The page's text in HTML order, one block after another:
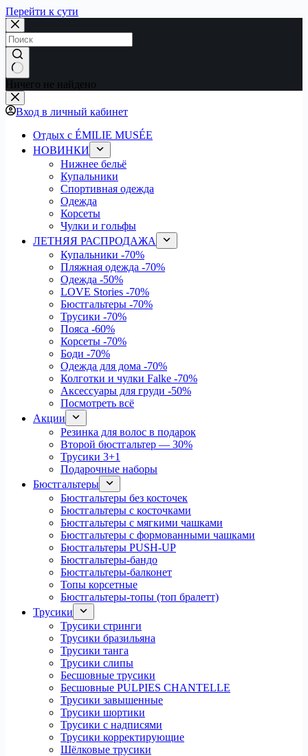
Перейти к сути
Ничего не найдено
Вход в личный кабинет
Отдых с ÉMILIE MUSÉE
НОВИНКИ
Нижнее бельё
Купальники
Спортивная одежда
Одежда
Корсеты
Чулки и гольфы
ЛЕТНЯЯ РАСПРОДАЖА
Купальники -70%
Пляжная одежда -70%
Одежда -50%
LOVE Stories -70%
Бюстгальтеры -70%
Трусики -70%
Пояса -60%
Корсеты -70%
Боди -70%
Одежда для дома -70%
Колготки и чулки Falke -70%
Аксессуары для груди -50%
Посмотреть всё
Акции
Резинка для волос в подарок
Второй бюстгальтер — 30%
Трусики 3+1
Подарочные наборы
Бюстгальтеры
Бюстгальтеры без косточек
Бюстгальтеры с косточками
Бюстгальтеры с мягкими чашками
Бюстгальтеры с формованными чашками
Бюстгальтеры PUSH-UP
Бюстгальтеры-бандо
Бюстгальтеры-балконет
Топы корсетные
Бюстгальтеры-топы (топ бралетт)
Трусики
Трусики стринги
Трусики бразильяна
Трусики танга
Трусики слипы
Бесшовные трусики
Бесшовные PULPIES CHANTELLE
Трусики завышенные
Трусики шортики
Трусики с надписями
Трусики корректирующие
Шёлковые трусики